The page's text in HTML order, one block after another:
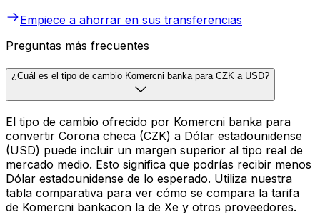
Empiece a ahorrar en sus transferencias
Preguntas más frecuentes
¿Cuál es el tipo de cambio Komercni banka para CZK a USD?
El tipo de cambio ofrecido por Komercni banka para
convertir Corona checa (CZK) a Dólar estadounidense
(USD) puede incluir un margen superior al tipo real de
mercado medio. Esto significa que podrías recibir menos
Dólar estadounidense de lo esperado. Utiliza nuestra
tabla comparativa para ver cómo se compara la tarifa
de Komercni bankacon la de Xe y otros proveedores.